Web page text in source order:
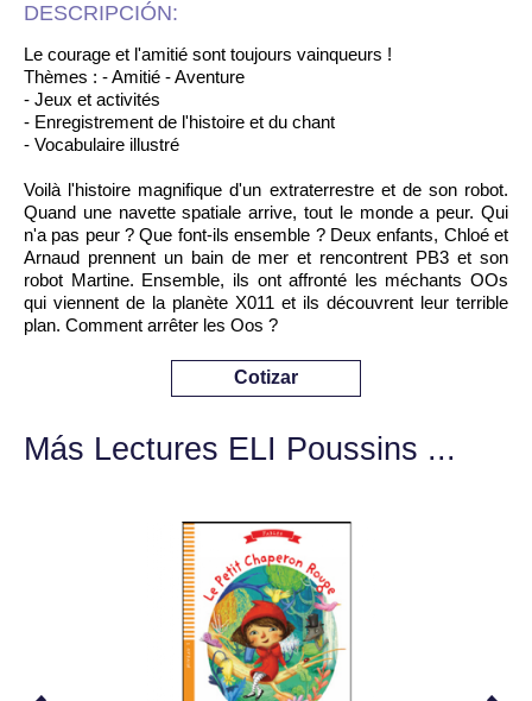
DESCRIPCIÓN:
Le courage et l'amitié sont toujours vainqueurs !
Thèmes : - Amitié - Aventure
- Jeux et activités
- Enregistrement de l'histoire et du chant
- Vocabulaire illustré
Voilà l'histoire magnifique d'un extraterrestre et de son robot.
Quand une navette spatiale arrive, tout le monde a peur. Qui
n'a pas peur ? Que font-ils ensemble ? Deux enfants, Chloé et
Arnaud prennent un bain de mer et rencontrent PB3 et son
robot Martine. Ensemble, ils ont affronté les méchants OOs
qui viennent de la planète X011 et ils découvrent leur terrible
plan. Comment arrêter les Oos ?
Cotizar
Más Lectures ELI Poussins ...